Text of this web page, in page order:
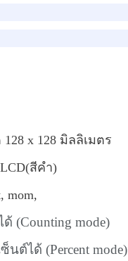
x 128 มิลลิเมตร
สีคำ)
mom,
(Counting mode)
นต์ได้ (Percent mode)